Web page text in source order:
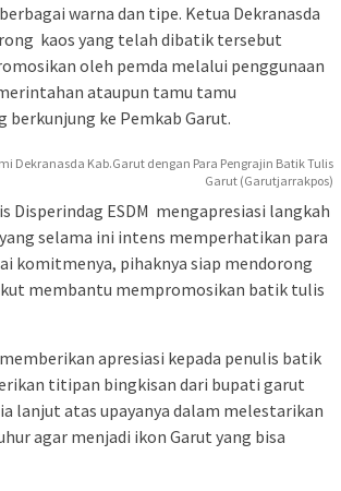
warna dan tipe. Ketua Dekranasda
kaos yang telah dibatik tersebut
oleh pemda melalui penggunaan
ataupun tamu tamu
berkunjung ke Pemkab Garut.
Dekranasda Kab.Garut dengan Para Pengrajin Batik Tulis
Garut (Garutjarrakpos)
Disperindag ESDM mengapresiasi langkah
selama ini intens memperhatikan para
komitmenya, pihaknya siap mendorong
membantu mempromosikan batik tulis
apresiasi kepada penulis batik
titipan bingkisan dari bupati garut
lanjut atas upayanya dalam melestarikan
agar menjadi ikon Garut yang bisa